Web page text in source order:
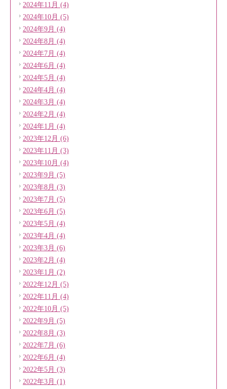
2024年11月 (4)
2024年10月 (5)
2024年9月 (4)
2024年8月 (4)
2024年7月 (4)
2024年6月 (4)
2024年5月 (4)
2024年4月 (4)
2024年3月 (4)
2024年2月 (4)
2024年1月 (4)
2023年12月 (6)
2023年11月 (3)
2023年10月 (4)
2023年9月 (5)
2023年8月 (3)
2023年7月 (5)
2023年6月 (5)
2023年5月 (4)
2023年4月 (4)
2023年3月 (6)
2023年2月 (4)
2023年1月 (2)
2022年12月 (5)
2022年11月 (4)
2022年10月 (5)
2022年9月 (5)
2022年8月 (3)
2022年7月 (6)
2022年6月 (4)
2022年5月 (3)
2022年3月 (1)